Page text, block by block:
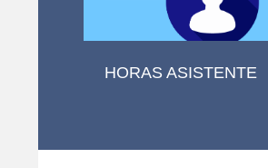
HORAS ASISTENTE